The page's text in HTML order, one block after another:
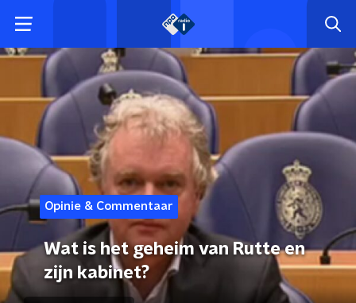
Opinie & Commentaar
Wat is het geheim van Rutte en
zijn kabinet?